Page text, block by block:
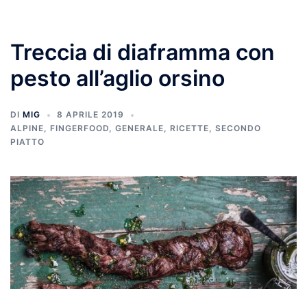
Treccia di diaframma con
pesto all’aglio orsino
DI MIG
8 APRILE 2019
ALPINE, FINGERFOOD, GENERALE, RICETTE, SECONDO
PIATTO